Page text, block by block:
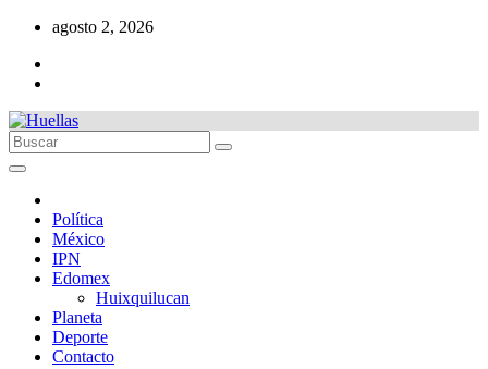
contenido
agosto 2, 2026
Política
México
IPN
Edomex
Huixquilucan
Planeta
Deporte
Contacto